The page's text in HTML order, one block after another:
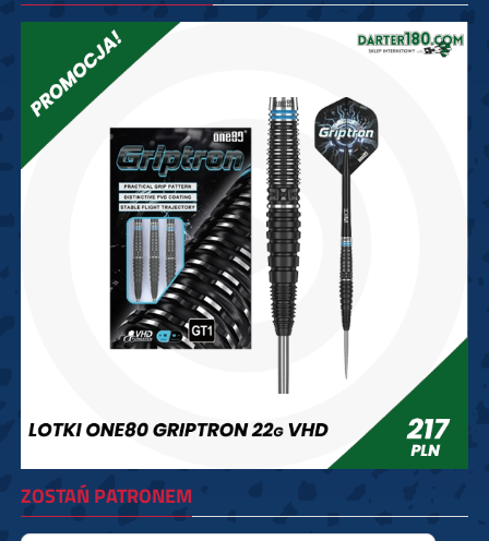
ZOSTAŃ PATRONEM